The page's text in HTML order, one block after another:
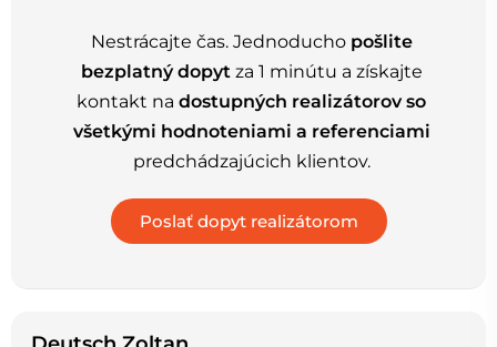
Nestrácajte čas. Jednoducho pošlite
bezplatný dopytza 1 minútu a získajte
kontakt na dostupných realizátorov so
všetkými hodnoteniami a referenciami
predchádzajúcich klientov.